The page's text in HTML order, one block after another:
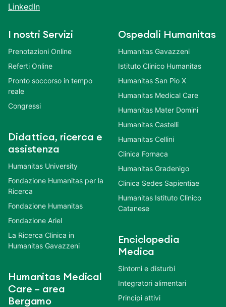
LinkedIn
I nostri Servizi
Prenotazioni Online
Referti Online
Pronto soccorso in tempo
reale
Congressi
Didattica, ricerca e
assistenza
Humanitas University
Fondazione Humanitas per la
Ricerca
Fondazione Humanitas
Fondazione Ariel
La Ricerca Clinica in
Humanitas Gavazzeni
Humanitas Medical
Care – area
Bergamo
Ospedali Humanitas
Humanitas Gavazzeni
Istituto Clinico Humanitas
Humanitas San Pio X
Humanitas Medical Care
Humanitas Mater Domini
Humanitas Castelli
Humanitas Cellini
Clinica Fornaca
Humanitas Gradenigo
Clinica Sedes Sapientiae
Humanitas Istituto Clinico
Catanese
Enciclopedia
Medica
Sintomi e disturbi
Integratori alimentari
Principi attivi